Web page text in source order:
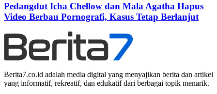
Pedangdut Icha Chellow dan Mala Agatha Hapus
Video Berbau Pornografi, Kasus Tetap Berlanjut
Berita7.co.id adalah media digital yang menyajikan berita dan artikel
yang informatif, rekreatif, dan edukatif dari berbagai topik menarik.